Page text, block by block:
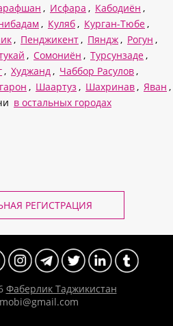
, Исфара , Кабодиён ,
, Куляб , Курган-Тюбе ,
, Пенджикент , Пяндж , Рогун ,
, Сомониён , Турсунзаде ,
, Худжанд , Чаббор Расулов ,
, Шаартуз , Шахринав , Яван ,
в остальных городах
РЕГИСТРАЦИЯ
Фаберлик Таджикистан